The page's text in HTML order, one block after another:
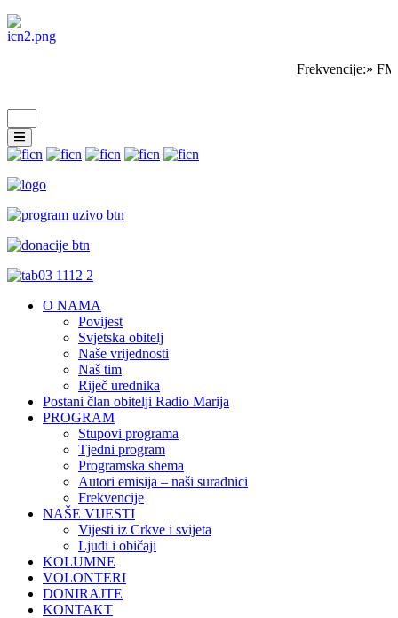
Frekvencije:»
O NAMA
Povijest
Svjetska obitelj
Naše vrijednosti
Naš tim
Riječ urednika
Postani član obitelji Radio Marija
PROGRAM
Stupovi programa
Tjedni program
Programska shema
Autori emisija – naši suradnici
Frekvencije
NAŠE VIJESTI
Vijesti iz Crkve i svijeta
Ljudi i običaji
KOLUMNE
VOLONTERI
DONIRAJTE
KONTAKT